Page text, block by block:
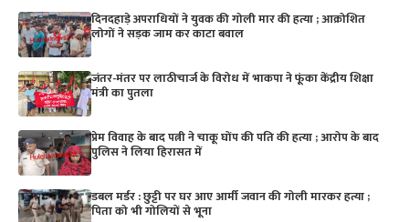
दिनदहाड़े अपराधियों ने युवक की गोली मार की हत्या ; आक्रोशित
लोगों ने सड़क जाम कर काटा बवाल
जंतर-मंतर पर लाठीचार्ज के विरोध में भाकपा ने फूंका केंद्रीय शिक्षा
मंत्री का पुतला
प्रेम विवाह के बाद पत्नी ने चाकू घोंप की पति की हत्या ; आरोप के बाद
पुलिस ने लिया हिरासत में
डबल मर्डर : छुट्टी पर घर आए आर्मी जवान की गोली मारकर हत्या ;
पिता को भी गोलियों से भूना